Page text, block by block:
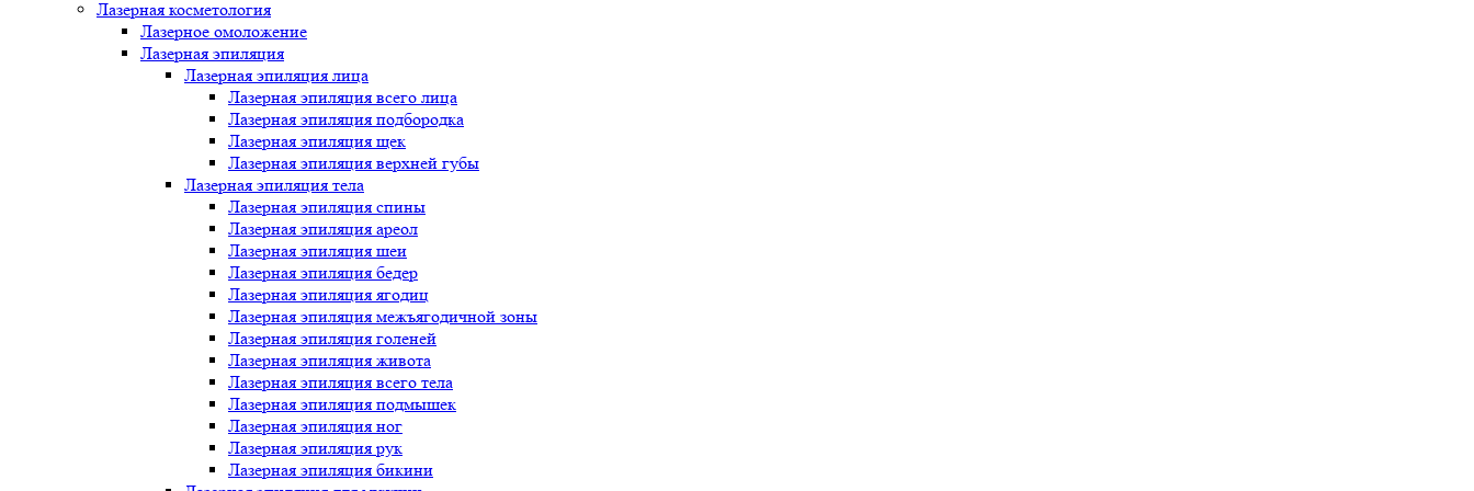
Лазерная косметология
Лазерное омоложение
Лазерная эпиляция
Лазерная эпиляция лица
Лазерная эпиляция всего лица
Лазерная эпиляция подбородка
Лазерная эпиляция щек
Лазерная эпиляция верхней губы
Лазерная эпиляция тела
Лазерная эпиляция спины
Лазерная эпиляция ареол
Лазерная эпиляция шеи
Лазерная эпиляция бедер
Лазерная эпиляция ягодиц
Лазерная эпиляция межъягодичной зоны
Лазерная эпиляция голеней
Лазерная эпиляция живота
Лазерная эпиляция всего тела
Лазерная эпиляция подмышек
Лазерная эпиляция ног
Лазерная эпиляция рук
Лазерная эпиляция бикини